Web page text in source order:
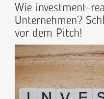
Wie investment-
Unternehmen?
vor dem Pitch!